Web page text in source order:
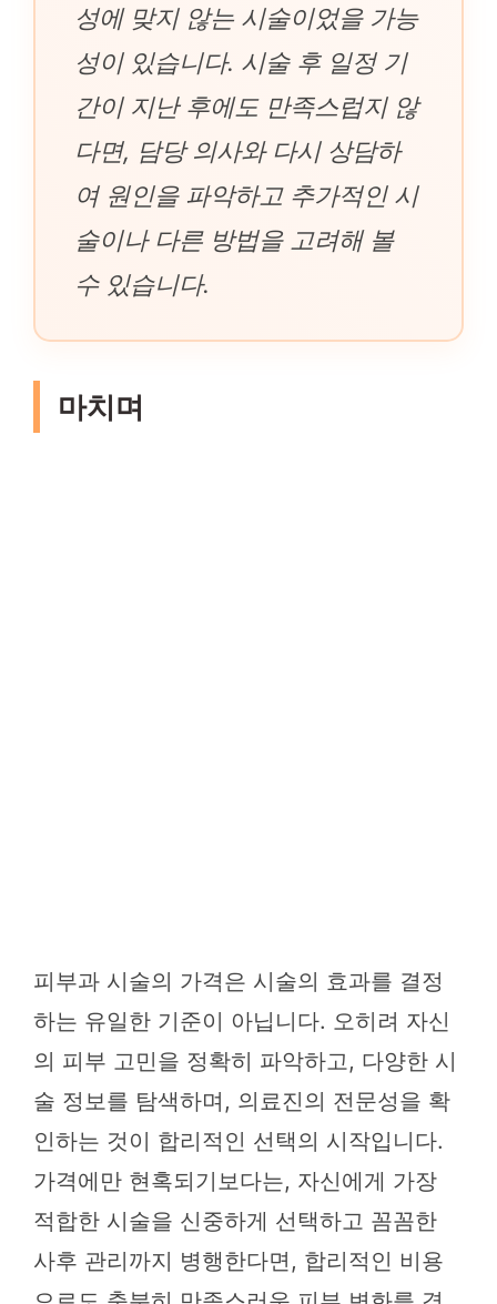
성에 맞지 않는 시술이었을 가능
성이 있습니다. 시술 후 일정 기
간이 지난 후에도 만족스럽지 않
다면, 담당 의사와 다시 상담하
여 원인을 파악하고 추가적인 시
술이나 다른 방법을 고려해 볼
수 있습니다.
마치며
피부과 시술의 가격은 시술의 효과를 결정
하는 유일한 기준이 아닙니다. 오히려 자신
의 피부 고민을 정확히 파악하고, 다양한 시
술 정보를 탐색하며, 의료진의 전문성을 확
인하는 것이 합리적인 선택의 시작입니다.
가격에만 현혹되기보다는, 자신에게 가장
적합한 시술을 신중하게 선택하고 꼼꼼한
사후 관리까지 병행한다면, 합리적인 비용